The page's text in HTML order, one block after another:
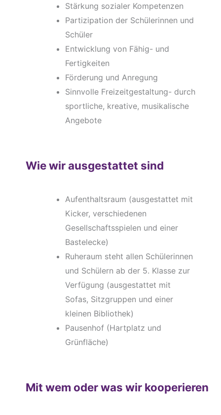
Stärkung sozialer Kompetenzen
Partizipation der Schülerinnen und
Schüler
Entwicklung von Fähig- und
Fertigkeiten
Förderung und Anregung
Sinnvolle Freizeitgestaltung- durch
sportliche, kreative, musikalische
Angebote
Wie wir ausgestattet sind
Aufenthaltsraum (ausgestattet mit
Kicker, verschiedenen
Gesellschaftsspielen und einer
Bastelecke)
Ruheraum steht allen Schülerinnen
und Schülern ab der 5. Klasse zur
Verfügung (ausgestattet mit
Sofas, Sitzgruppen und einer
kleinen Bibliothek)
Pausenhof (Hartplatz und
Grünfläche)
Mit wem oder was wir kooperieren